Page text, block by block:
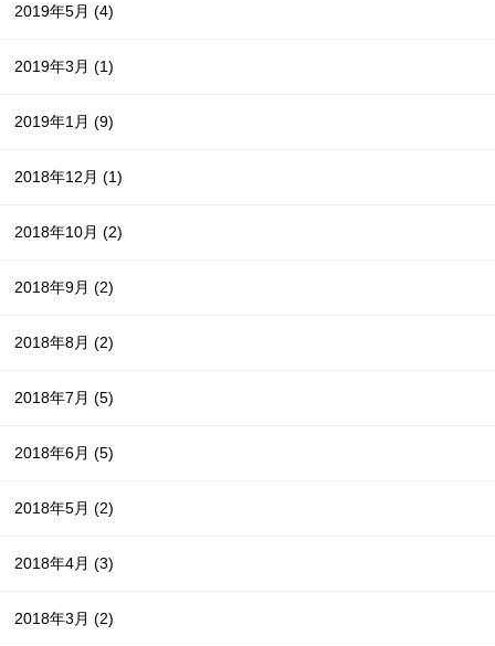
2019年5月(4)
2019年3月(1)
2019年1月(9)
2018年12月(1)
2018年10月(2)
2018年9月(2)
2018年8月(2)
2018年7月(5)
2018年6月(5)
2018年5月(2)
2018年4月(3)
2018年3月(2)